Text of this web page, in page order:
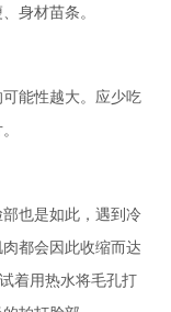
身材苗条。
能性越大。应少吃
也是如此，遇到冷
都会因此收缩而达
着用热水将毛孔打